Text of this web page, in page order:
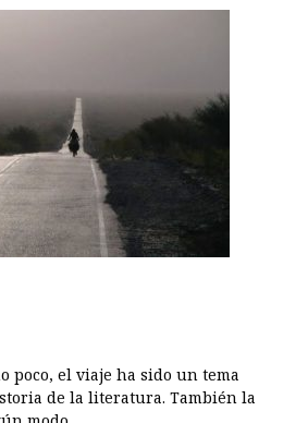
poco, el viaje ha sido un tema
de la literatura. También la